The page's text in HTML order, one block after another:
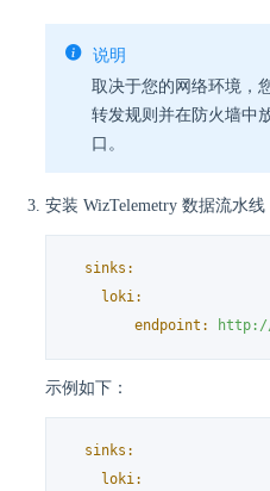
说明
取决于您的网络环境，
转发规则并在防火墙中
口。
安装 WizTelemetry 数据流水
sinks:
loki:
endpoint:
示例如下：
sinks:
loki: